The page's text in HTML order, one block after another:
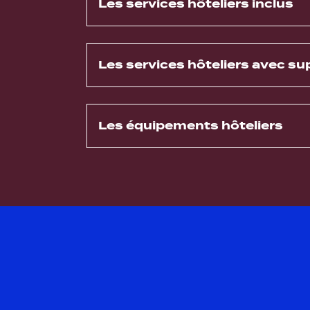
Les services hôteliers inclus
Les services hôteliers avec
Les équipements hôteliers